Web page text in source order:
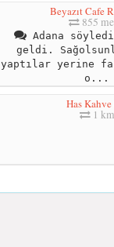
Beyazıt Cafe
855
Adana
geldi.
yaptılar yerine
o...
Has
1 km